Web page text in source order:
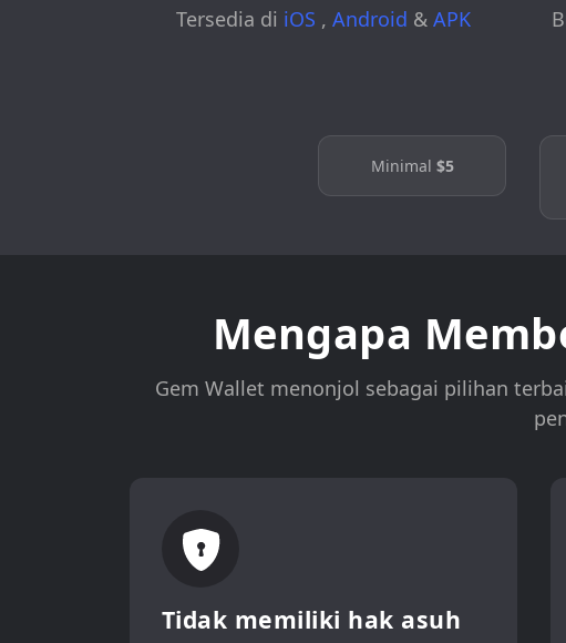
Tersedia di iOS , Android & APK
Minimal $5
Mengapa
Gem Wallet menonjol sebagai pilihan
Tidak memiliki hak asuh